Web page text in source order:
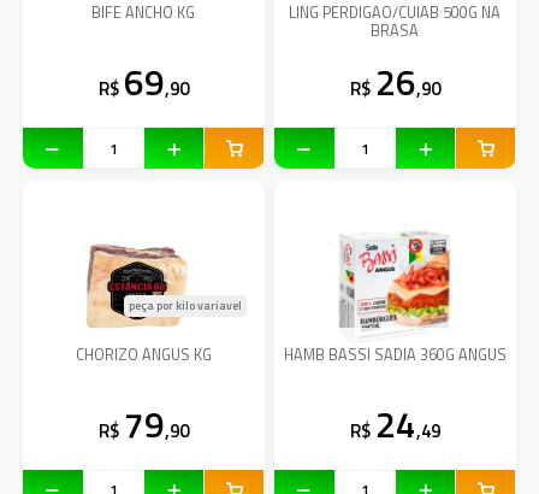
BIFE ANCHO KG
R$ 69,90
LING PERDIGAO/CUIAB 500G NA
BRASA
R$ 26,90
CHORIZO ANGUS KG
peça por kilo variavel
R$ 79,90
HAMB BASSI SADIA 360G ANGUS
R$ 24,49